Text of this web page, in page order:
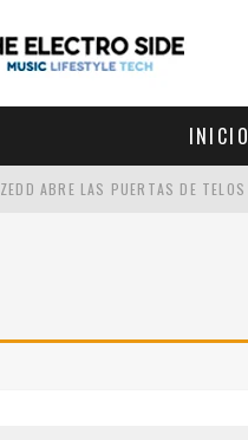
INICIO
ZEDD ABRE LAS PUERTAS DE TELOS